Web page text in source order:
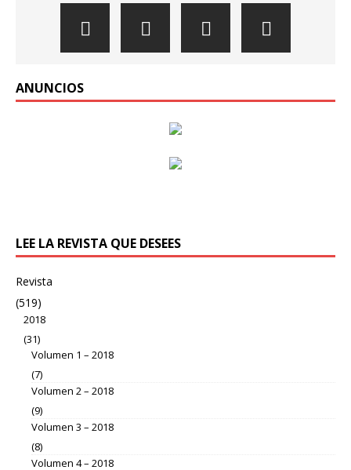
ANUNCIOS
LEE LA REVISTA QUE DESEES
Revista
(519)
2018
(31)
Volumen 1 – 2018
(7)
Volumen 2 – 2018
(9)
Volumen 3 – 2018
(8)
Volumen 4 – 2018